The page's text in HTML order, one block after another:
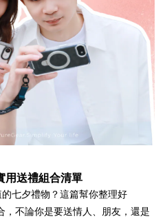
更耐用功能款式選擇有限亮面、
書，品質值得信賴我們的 D3O 防衝
是通過嚴格的國際標準測試與第三
驗證 ✔ ISO9001 品質管理認證 ✔
體系認證 ✔ GRS 全球回收標準
財產權管理體系認證 這些認
而是經得起專業驗證的防護科技。
摔手機的人 ✔️ 通勤、運動、戶外
與上班族 ✔️ 剛換新 iPhone 的果
雖然有許多標榜「防摔」的保護
耐用的，推薦：D3O 防衝擊玻璃
窺、霧面、抗藍光✨ 全面支援：
：實測跌落螢幕零損傷 👉 立即選
用送禮組合清單
七夕禮物？這篇幫你整理好
不論你是要送情人、朋友，還是